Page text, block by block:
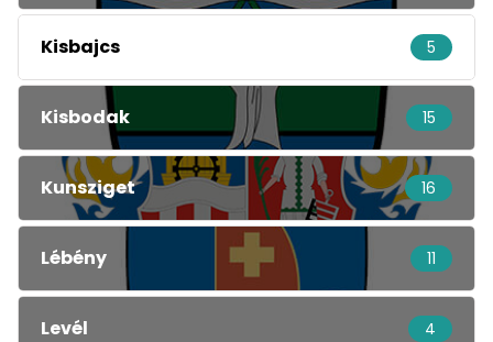
Kisbajcs 5
Kisbodak 15
Kunsziget 16
Lébény 11
Levél 4